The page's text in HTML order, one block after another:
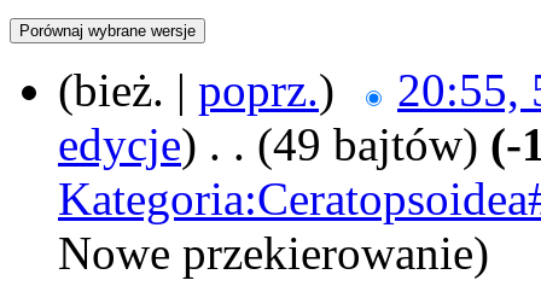
(bież. | poprz.)
20:55,
edycje) . . (49 bajtów) (-
Nowe przekierowanie)